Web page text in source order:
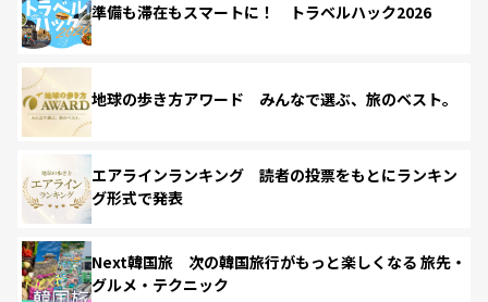
準備も滞在もスマートに！ トラベルハック2026
地球の歩き方アワード みんなで選ぶ、旅のベスト。
エアラインランキング 読者の投票をもとにランキン
グ形式で発表
Next韓国旅 次の韓国旅行がもっと楽しくなる 旅先・
グルメ・テクニック